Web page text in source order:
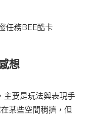
想
主要是玩法與表現手
某些空間稍擠，但